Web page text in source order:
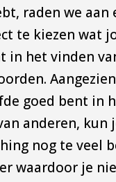
raden we aan
te kiezen wat
in het vinden
goed bent in
anderen, kun
nog te veel
waardoor je